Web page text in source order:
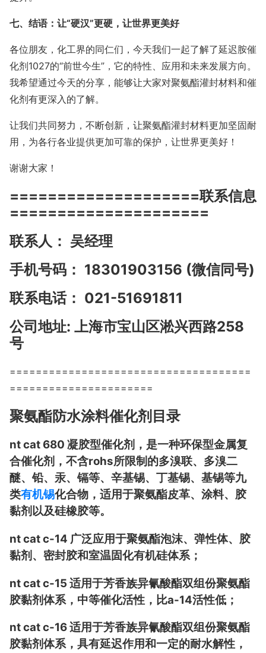
七、结语：让“硬汉”更硬，让世界更美好
各位朋友，化工界的同仁们，今天我们一起了解了延迟胺催
化剂1027的“前世今生”，它的特性、应用和未来发展方向。
我希望通过今天的分享，能够让大家对聚氨酯灌封材料和催
化剂有更深入的了解。
让我们共同努力，不断创新，让聚氨酯灌封材料更加坚固耐
用，为各行各业提供更加可靠的保护，让世界更美好！
谢谢大家！
====================联系信息
=====================
联系人： 吴经理
手机号码： 18301903156 (微信同号)
联系电话： 021-51691811
公司地址: 上海市宝山区淞兴西路258
号
=====================================
======================
聚氨酯防水涂料催化剂目录
nt cat 680 凝胶型催化剂，是一种环保型金属复
合催化剂，不含rohs所限制的多溴联、多溴二
醚、铅、汞、镉等、辛基锡、丁基锡、基锡等九
类有机锡化合物，适用于聚氨酯皮革、涂料、胶
黏剂以及硅橡胶等。
nt cat c-14 广泛应用于聚氨酯泡沫、弹性体、胶
黏剂、密封胶和室温固化有机硅体系；
nt cat c-15 适用于芳香族异氰酸酯双组份聚氨酯
胶黏剂体系，中等催化活性，比a-14活性低；
nt cat c-16 适用于芳香族异氰酸酯双组份聚氨酯
胶黏剂体系，具有延迟作用和一定的耐水解性，